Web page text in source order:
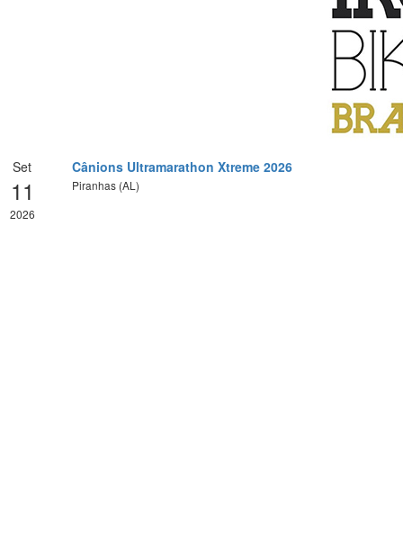
Set
11
2026
Cânions Ultramarathon Xtreme 2026
Piranhas (AL)